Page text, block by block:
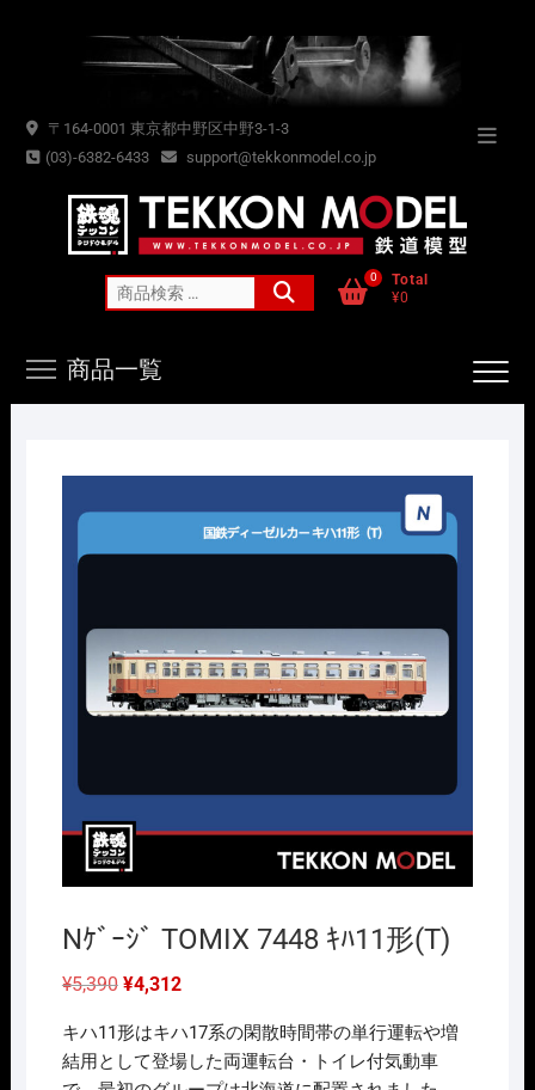
〒164-0001 東京都中野区中野3-1-3
(03)-6382-6433
support@tekkonmodel.co.jp
索
0
Total
¥0
商品一覧
Nｹﾞｰｼﾞ TOMIX 7448 ｷﾊ11形(T)
¥5,390 元
格
は
¥5,390
¥4,312現
価
格
は
キハ11形はキハ17系の閑散時間帯の単行運転や増
結用として登場した両運転台・トイレ付気動車